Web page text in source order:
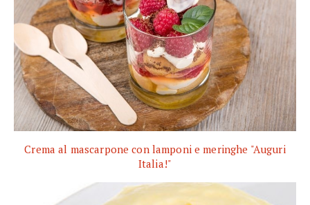
Crema al mascarpone con lamponi e meringhe "Auguri
Italia!"